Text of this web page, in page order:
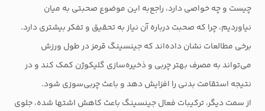
چیست و چه خواصی دارد، راجع‌به این موضوع صحبتی به میان
نیاوردیم، چرا که صحبت درباره آن نیاز به تحقیق و تفکر بیشتری دارد.
برخی مطالعات نشان داده‌اند که جینسینگ قرمز در طول ورزش
می‌تواند به مصرف بهتر چربی و ذخیره‌سازی گلیکوژن کمک کند و در
نتیجه استقامت بدنی را افزایش دهد و باعث چربی‌سوزی شود.
از سمت دیگر، ترکیبات فعال جینسینگ باعث کاهش اشتها شده، جلوی